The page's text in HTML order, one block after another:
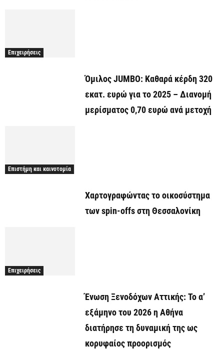
Επιχειρήσεις
Όμιλος JUMBO: Καθαρά κέρδη 320
εκατ. ευρώ για το 2025 – Διανομή
μερίσματος 0,70 ευρώ ανά μετοχή
Επιστήμη και καινοτομία
Χαρτογραφώντας το οικοσύστημα
των spin-offs στη Θεσσαλονίκη
Επιχειρήσεις
Ένωση Ξενοδόχων Αττικής: Το α’
εξάμηνο του 2026 η Αθήνα
διατήρησε τη δυναμική της ως
κορυφαίος προορισμός